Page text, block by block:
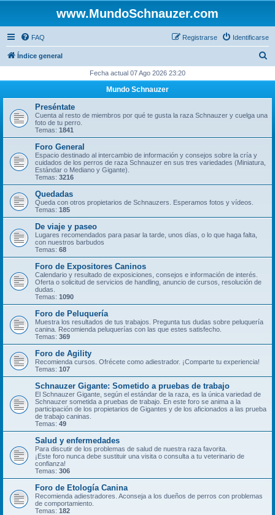
www.MundoSchnauzer.com
FAQ Identificarse
Registrarse
Índice general
c
Fecha actual 07 Ago 2026 23:20
Mundo Schnauzer
Preséntate
Cuenta al resto de miembros por qué te gusta la raza Schnauzer y cuelga una
foto de tu perro.
Temas: 1841
Foro General
Espacio destinado al intercambio de información y consejos sobre la cría y
cuidados de los perros de raza Schnauzer en sus tres variedades (Miniatura,
Estándar o Mediano y Gigante).
Temas: 3216
Quedadas
Queda con otros propietarios de Schnauzers. Esperamos fotos y vídeos.
Temas: 185
De viaje y paseo
Lugares recomendados para pasar la tarde, unos días, o lo que haga falta,
con nuestros barbudos
Temas: 68
Foro de Expositores Caninos
Calendario y resultado de exposiciones, consejos e información de interés.
Oferta o solicitud de servicios de handling, anuncio de cursos, resolución de
dudas.
Temas: 1090
Foro de Peluquería
Muestra los resultados de tus trabajos. Pregunta tus dudas sobre peluquería
canina. Recomienda peluquerías con las que estes satisfecho.
Temas: 369
Foro de Agility
Recomienda cursos. Ofrécete como adiestrador. ¡Comparte tu experiencia!
Temas: 107
Schnauzer Gigante: Sometido a pruebas de trabajo
El Schnauzer Gigante, según el estándar de la raza, es la única variedad de
Schnauzer sometida a pruebas de trabajo. En este foro se anima a la
participación de los propietarios de Gigantes y de los aficionados a las prueba
de trabajo caninas.
Temas: 49
Salud y enfermedades
Para discutir de los problemas de salud de nuestra raza favorita.
¡Este foro nunca debe sustituir una visita o consulta a tu veterinario de
confianza!
Temas: 306
Foro de Etología Canina
Recomienda adiestradores. Aconseja a los dueños de perros con problemas
de comportamiento.
Temas: 182